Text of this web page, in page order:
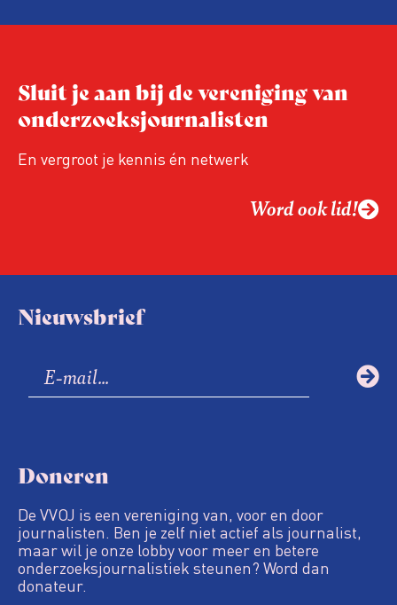
Niet de maker, maar de ontvanger
relevant in tijden van nieuwe verzuiling?
Hoe moet de journalistiek omgaan met
een steeds onverschilligere macht?
Sluit je aan bij de vereniging van
onderzoeksjournalisten
En vergroot je kennis én netwerk
Word ook lid!
Nieuwsbrief
Doneren
De VVOJ is een vereniging van, voor en door
journalisten. Ben je zelf niet actief als journalist,
maar wil je onze lobby voor meer en betere
onderzoeksjournalistiek steunen? Word dan
donateur.